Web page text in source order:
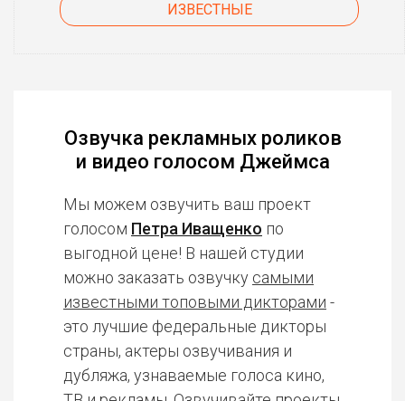
ИЗВЕСТНЫЕ
Озвучка рекламных роликов
и видео голосом Джеймса
Мы можем озвучить ваш проект
голосом Петра Иващенко по
выгодной цене! В нашей студии
можно заказать озвучку самыми
известными топовыми дикторами -
это лучшие федеральные дикторы
страны, актеры озвучивания и
дубляжа, узнаваемые голоса кино,